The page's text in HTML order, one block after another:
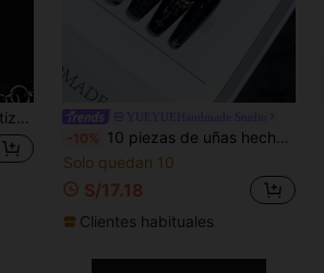
en masa, uñas postizas
-10% 10 piezas de uñas hechas a mano utilizables, uñas postizas, suministros para uñas, uñas de verano postizas, puntas de uñas postizas hechas a mano, uñas postizas cortas de primavera con forma de almendra, uñas pintadas a mano con ojo de gato verde 3D y dragón tridimensional personalizado, uñas postizas hechas a mano
Solo quedan 10
S/17.18
Clientes habituales